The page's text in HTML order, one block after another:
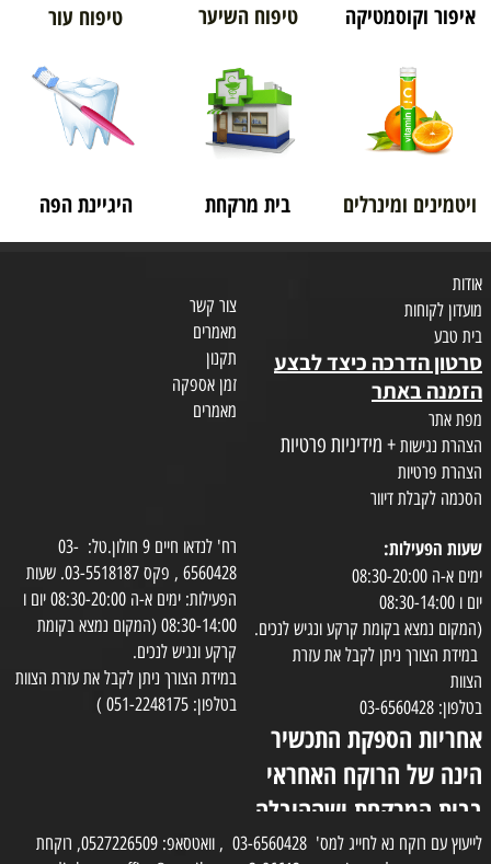
איפור וקוסמטיקה טיפוח השיער טיפוח עור
ויטמינים ומינרלים בית מרקחת היגיינת הפה
אודות
מועדון לקוחות
בית טבע
סרטון הדרכה כיצד לבצע
הזמנה באתר
מפת אתר
הצהרת נגישות + מידיניות פרטיות
הצהרת פרטיות
הסכמה לקבלת דיוור
צור קשר
מאמרים
תקנון
זמן אספקה
מאמרים
שעות הפעילות:
ימים א-ה 08:30-20:00
יום ו 08:30-14:00
(המקום נמצא בקומת קרקע ונגיש לנכים.
במידת הצורך ניתן לקבל את עזרת
הצוות
בטלפון: 03-6560428
אחריות הספקת התכשיר
הינה של הרוקח האחראי
בבית המרקחת ושההובלה
בפועל תעשה בעזרת
רח' לנדאו חיים 9 חולון.טל: 03-
6560428 , פקס 03-5518187. שעות
הפעילות: ימים א-ה 08:30-20:00 יום ו
08:30-14:00 (המקום נמצא בקומת
קרקע ונגיש לנכים.
במידת הצורך ניתן לקבל את עזרת הצוות
בטלפון: 051-2248175 )
לייעוץ עם רוקח נא לחייג למס' 03-6560428 , וואטסאפ: 0527226509, רוקחת